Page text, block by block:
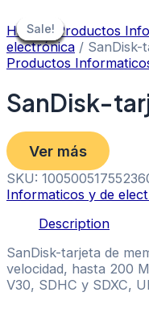
to
content
Sale!
Home/ Productos
electrónica / SanDisk-
Productos
SanDisk-
Ver más
SKU:
Informaticos y de
Description
SanDisk-tarjeta de
velocidad, hasta 200
V30, SDHC y SDXC,
Sale!
Sale!
Sale!
Sale!
Sale!
Sale!
Sale!
Sale!